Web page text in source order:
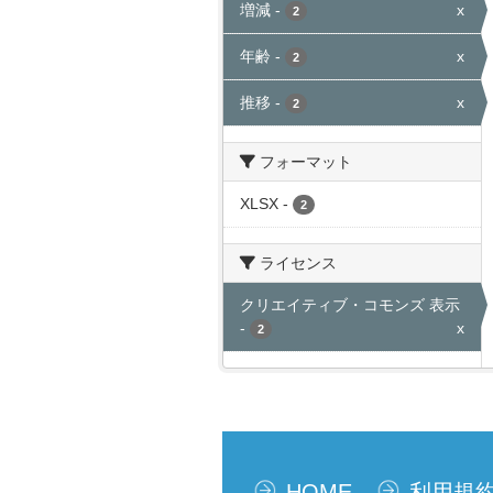
増減 - 2 x
年齢 - 2 x
推移 - 2 x
フォーマット
XLSX - 2
ライセンス
クリエイティブ・コモンズ 表示
-
2 x